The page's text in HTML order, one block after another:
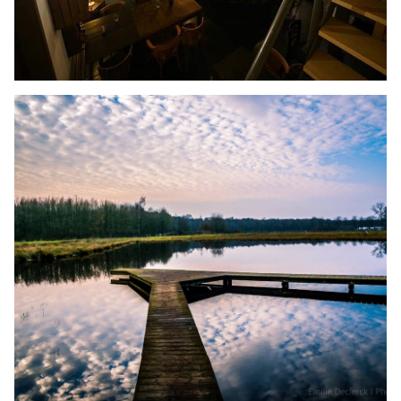
ETEN & DRINKEN
Het Nieuw Verleden
LEES MEER